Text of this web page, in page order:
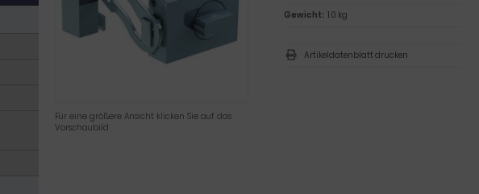
Für eine größere Ansicht klicken Sie auf das
Vorschaubild
Gewicht: 1.0 kg
Artikeldatenblatt drucken